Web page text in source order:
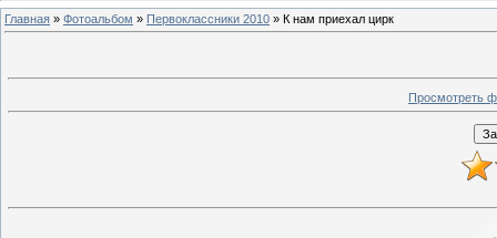
Главная » Фотоальбом » Первоклассники 2010 » К нам приехал цирк
Просмотреть